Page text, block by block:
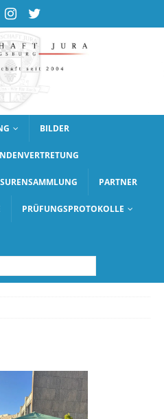
BILDER
PARTNER
PRÜFUNGSPROTOKOLLE